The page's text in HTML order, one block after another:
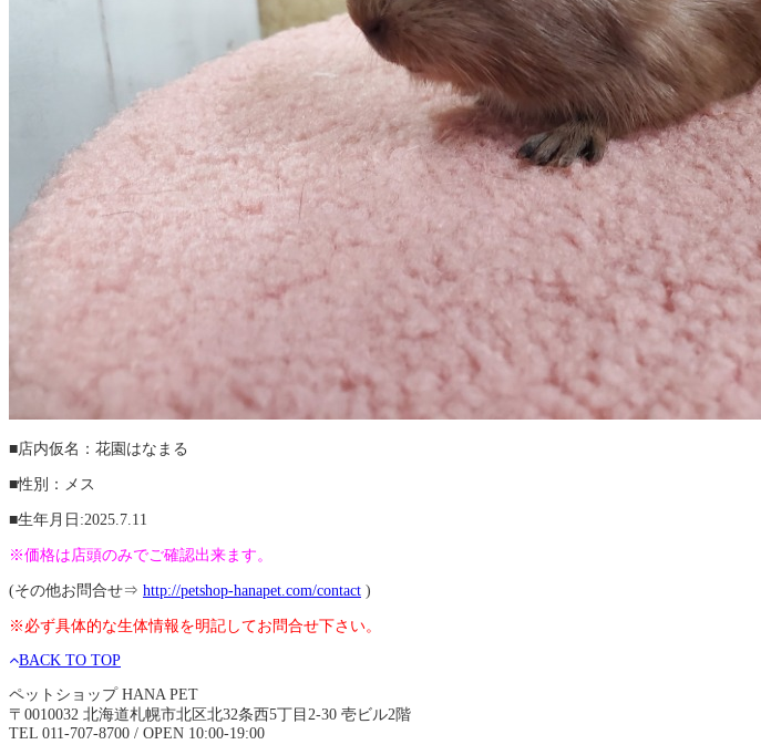
■店内仮名：花園はなまる
■性別：メス
■生年月日:2025.7.11
※価格は店頭のみでご確認出来ます。
(その他お問合せ⇒ http://petshop-hanapet.com/contact )
※必ず具体的な生体情報を明記してお問合せ下さい。
BACK TO TOP
ペットショップ HANA PET
〒0010032 北海道札幌市北区北32条西5丁目2-30 壱ビル2階
TEL 011-707-8700 / OPEN 10:00-19:00